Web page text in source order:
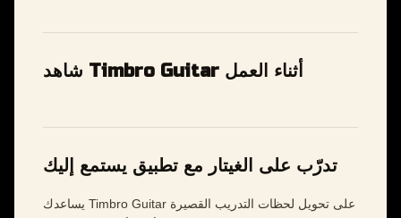
شاهد Timbro Guitar أثناء العمل
تدرّب على الغيتار مع تطبيق يستمع إليك
يساعدك Timbro Guitar على تحويل لحظات التدريب القصيرة